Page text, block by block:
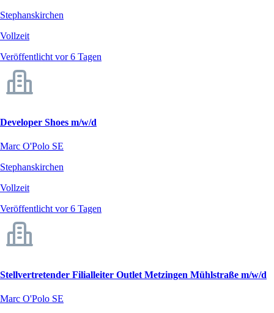
Stephanskirchen
Vollzeit
Veröffentlicht vor 6 Tagen
Developer Shoes m/w/d
Marc O'Polo SE
Stephanskirchen
Vollzeit
Veröffentlicht vor 6 Tagen
Stellvertretender Filialleiter Outlet Metzingen Mühlstraße m/w/d
Marc O'Polo SE